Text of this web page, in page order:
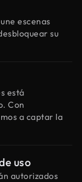
escenas
su
está
Con
a captar la
uso
autorizados